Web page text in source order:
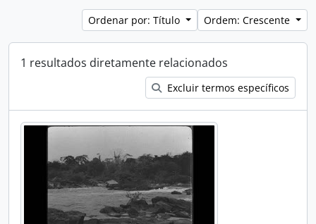
Ordenar por: Título Ordem: Crescente
1 resultados diretamente relacionados
Excluir termos específicos